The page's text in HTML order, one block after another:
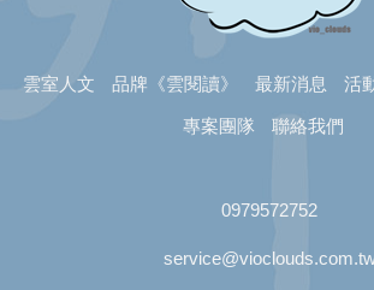
雲室人文 品牌《雲閱讀》 最新消息 活
專案團隊 聯絡我們
0979572752